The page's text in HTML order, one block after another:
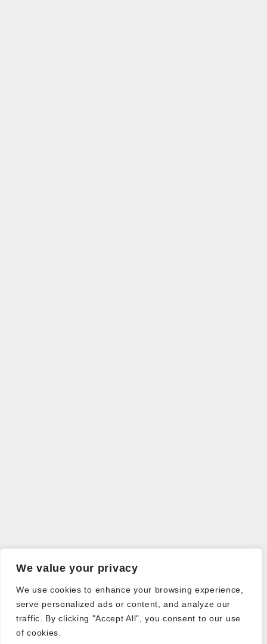
We value your privacy
We use cookies to enhance your browsing experience,
serve personalized ads or content, and analyze our
traffic. By clicking "Accept All", you consent to our use
of cookies.